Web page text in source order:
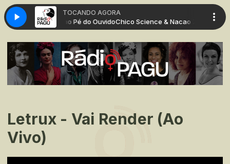
TOCANDO AGORA
- Monologo ao Pé do OuvidoChico Science & Nacao Zumbi -
Letrux - Vai Render (Ao
Vivo)